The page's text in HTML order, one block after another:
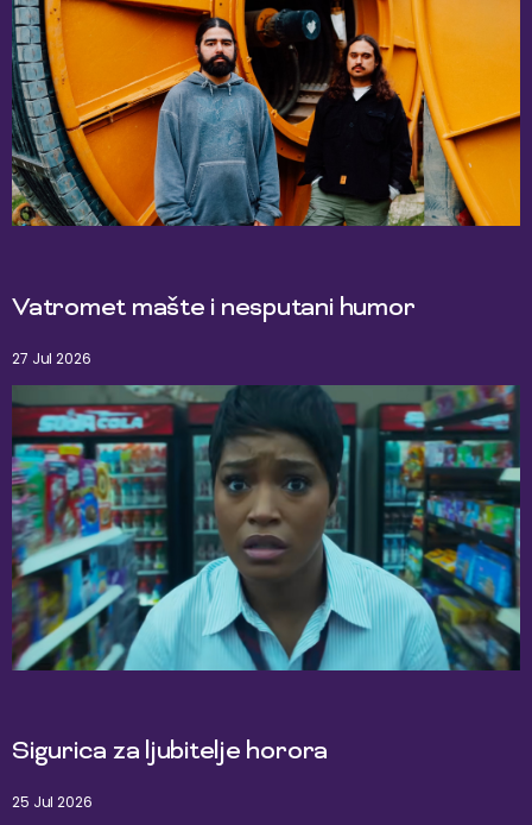
Vatromet mašte i nesputani humor
27 Jul 2026
Sigurica za ljubitelje horora
25 Jul 2026